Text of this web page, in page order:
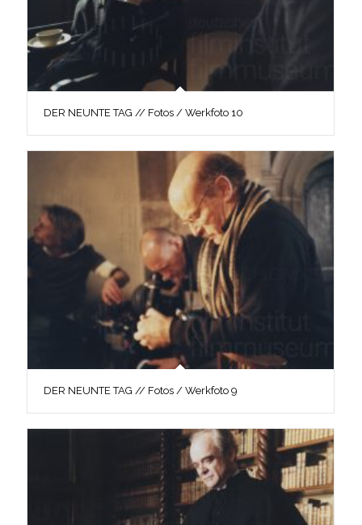
DER NEUNTE TAG // Fotos / Werkfoto 10
DER NEUNTE TAG // Fotos / Werkfoto 9